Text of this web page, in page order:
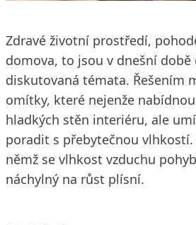
Zdravé životní prostředí,
domova, to jsou v dnešní době
diskutovaná témata. Řešením
omítky, které nejenže
hladkých stěn interiéru, ale
poradit s přebytečnou vlhkostí.
němž se vlhkost vzduchu
náchylný na růst plísní.